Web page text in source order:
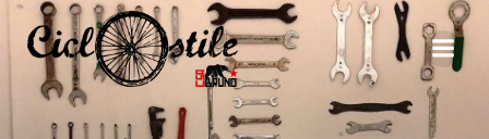
Vai
al
contenuto